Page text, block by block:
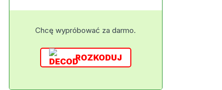
Chcę wypróbować za darmo.
ROZKODUJ